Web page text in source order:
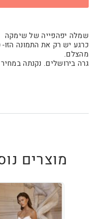
שמלה יפהפייה של שימקה
כרגע יש רק את התמונה הזו-
מהצלם.
גרה בירושלים. נקנתה
מוצרים